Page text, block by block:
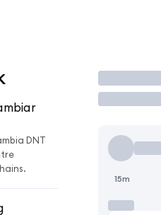
DNT
Operar
15m